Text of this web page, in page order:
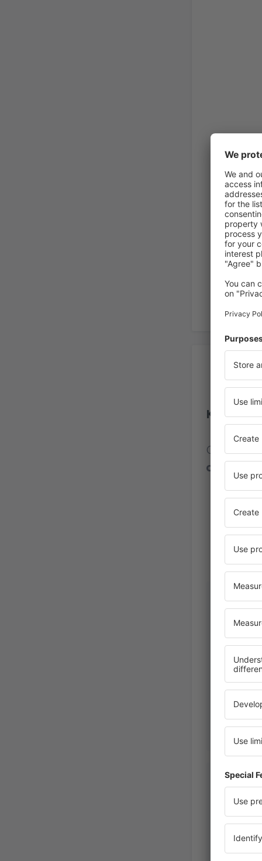
Leigh
United
America,
Dominika